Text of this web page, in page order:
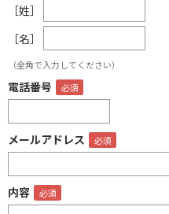
［姓］
［名］
（全角で入力してください）
電話番号
メールアドレス
内容